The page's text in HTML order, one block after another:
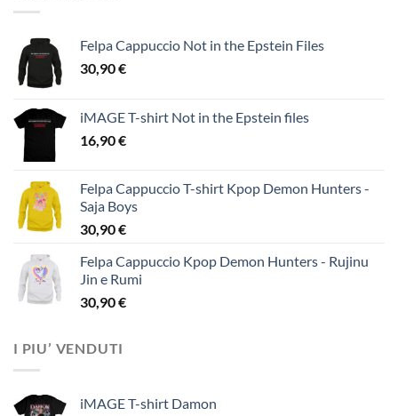
Felpa Cappuccio Not in the Epstein Files
30,90€
iMAGE T-shirt Not in the Epstein files
16,90€
Felpa Cappuccio T-shirt Kpop Demon Hunters -
Saja Boys
30,90€
Felpa Cappuccio Kpop Demon Hunters - Rujinu
Jin e Rumi
30,90€
I PIU’ VENDUTI
iMAGE T-shirt Damon